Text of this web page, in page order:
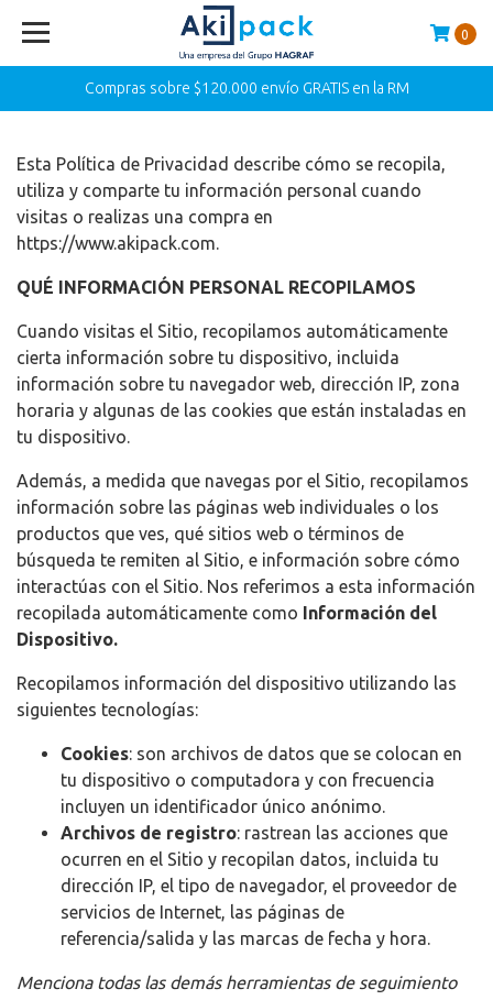
Compras sobre $120.000 envío GRATIS en la RM
0
Esta Política de Privacidad describe cómo se recopila,
utiliza y comparte tu información personal cuando
visitas o realizas una compra en
https://www.akipack.com.
QUÉ INFORMACIÓN PERSONAL RECOPILAMOS
Cuando visitas el Sitio, recopilamos automáticamente
cierta información sobre tu dispositivo, incluida
información sobre tu navegador web, dirección IP, zona
horaria y algunas de las cookies que están instaladas en
tu dispositivo.
Además, a medida que navegas por el Sitio, recopilamos
información sobre las páginas web individuales o los
productos que ves, qué sitios web o términos de
búsqueda te remiten al Sitio, e información sobre cómo
interactúas con el Sitio. Nos referimos a esta información
recopilada automáticamente como Información del
Dispositivo.
Recopilamos información del dispositivo utilizando las
siguientes tecnologías:
Cookies: son archivos de datos que se colocan en
tu dispositivo o computadora y con frecuencia
incluyen un identificador único anónimo.
Archivos de registro: rastrean las acciones que
ocurren en el Sitio y recopilan datos, incluida tu
dirección IP, el tipo de navegador, el proveedor de
servicios de Internet, las páginas de
referencia/salida y las marcas de fecha y hora.
Menciona todas las demás herramientas de seguimiento